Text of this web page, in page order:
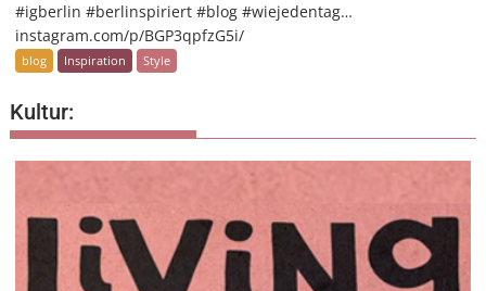
#igberlin #berlinspiriert #blog #wiejedentag…
instagram.com/p/BGP3qpfzG5i/
blog Inspiration Style
Kultur: